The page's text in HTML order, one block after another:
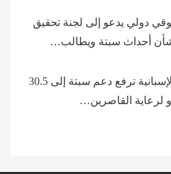
دولي يدعو إلى لجنة تحقيق
أحداث سبتة ويطالب…
الحكومة الإسبانية ترفع دعم سبتة إلى 30.5
لرعاية القاصرين…